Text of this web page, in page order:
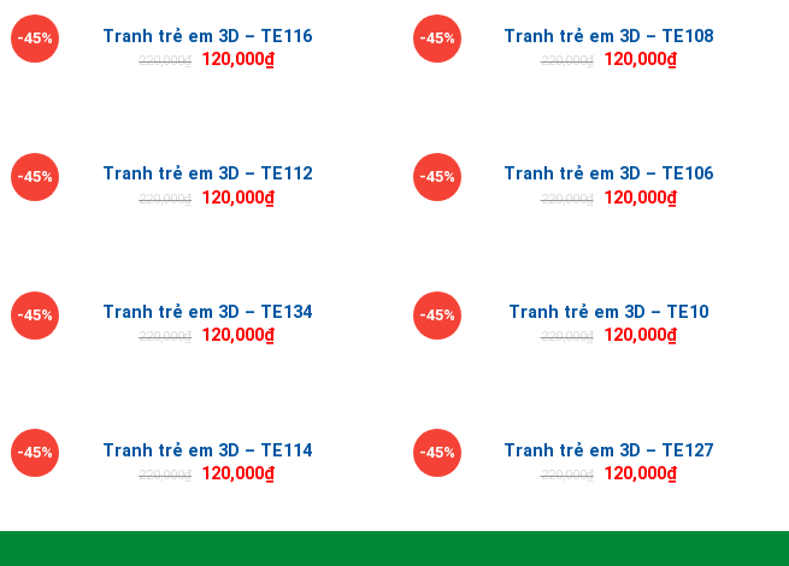
-45% Tranh trẻ em 3D – TE116
220,000₫ 120,000₫
-45% Tranh trẻ em 3D – TE108
220,000₫ 120,000₫
-45% Tranh trẻ em 3D – TE112
220,000₫ 120,000₫
-45% Tranh trẻ em 3D – TE106
220,000₫ 120,000₫
-45% Tranh trẻ em 3D – TE134
220,000₫ 120,000₫
-45% Tranh trẻ em 3D – TE10
220,000₫ 120,000₫
-45% Tranh trẻ em 3D – TE114
220,000₫ 120,000₫
-45% Tranh trẻ em 3D – TE127
220,000₫ 120,000₫